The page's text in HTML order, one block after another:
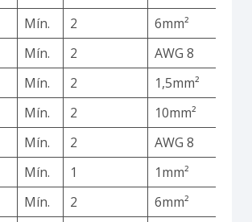
Mín. 2 6mm²
Mín. 2 AWG 8
Mín. 2 1,5mm²
Mín. 2 10mm²
Mín. 2 AWG 8
Mín. 1 1mm²
Mín. 2 6mm²